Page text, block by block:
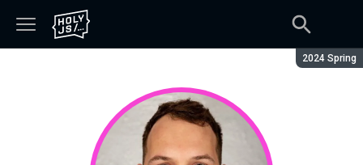
Сезон:
2024 Spring